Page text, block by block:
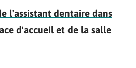
l'assistant dentaire dans
d'accueil et de la salle